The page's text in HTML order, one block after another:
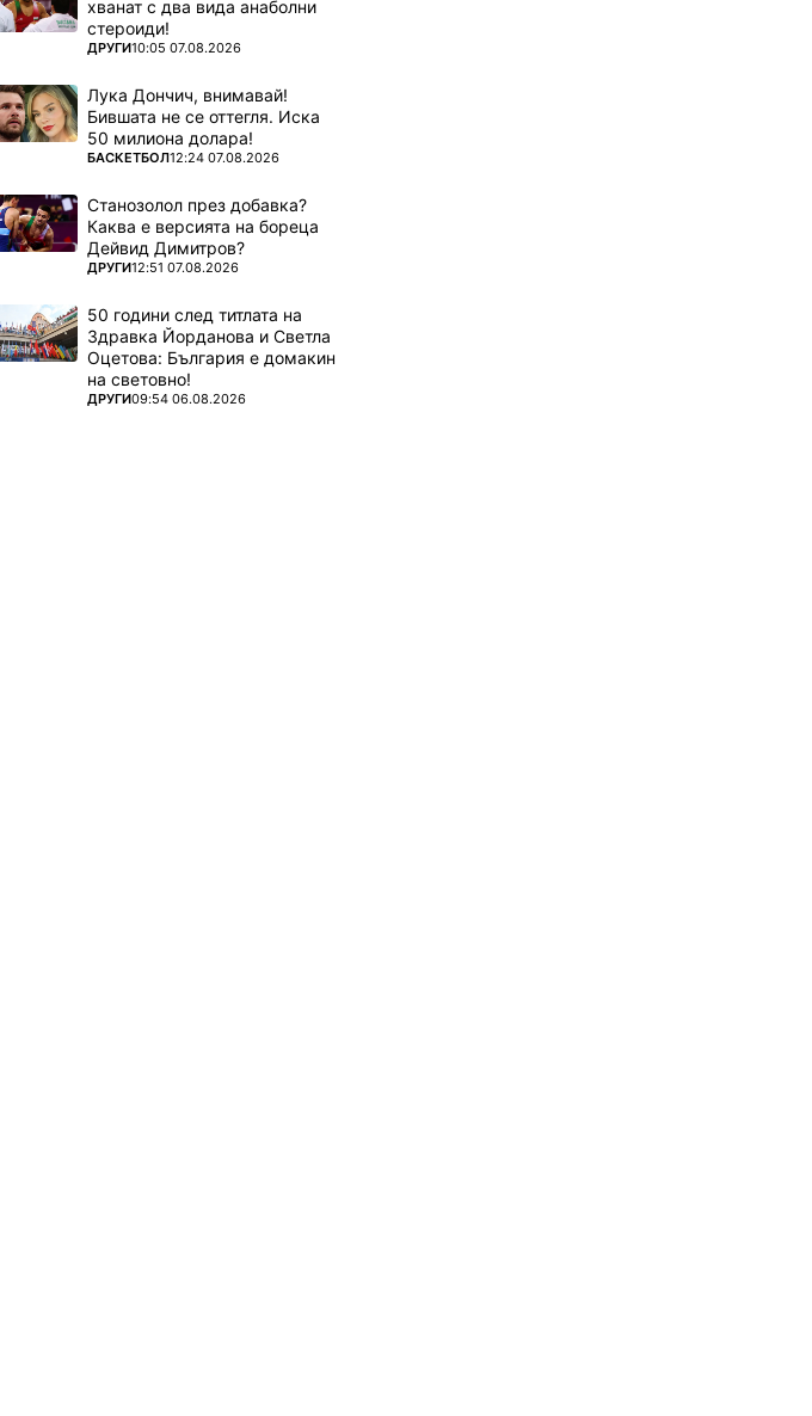
хванат с два вида анаболни
стероиди!
ПОВЕЧЕ ОТ
ДРУГИ10:05 07.08.2026
Лука Дончич, внимавай!
Бившата не се оттегля. Иска
50 милиона долара!
ПОВЕЧЕ ОТ
БАСКЕТБОЛ12:24 07.08.2026
Станозолол през добавка?
Каква е версията на бореца
Дейвид Димитров?
ПОВЕЧЕ ОТ
ДРУГИ12:51 07.08.2026
50 години след титлата на
Здравка Йорданова и Светла
Оцетова: България е домакин
на световно!
ПОВЕЧЕ ОТ
ДРУГИ09:54 06.08.2026